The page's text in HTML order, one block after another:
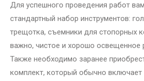
Для успешного проведения работ
стандартный набор инструментов:
трещотка, съемники для стопорных
важно, чистое и хорошо освещенное
Также необходимо заранее
комплект, который обычно